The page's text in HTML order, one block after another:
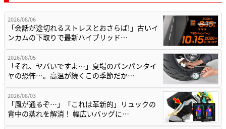
2026/08/06
「会話が途切れるストレスとおさらば!」古いイ
ンカムの下取りで最新ハイブリッド…
2026/08/05
「それ、ヤバいですよ…」夏場のパンパンタイ
ヤの恐怖…。高温が続くこの季節だか…
2026/08/03
「風が通るぞ…」「これは革新的」リュックの
背中の蒸れを解消！ 幅広いバッグに…